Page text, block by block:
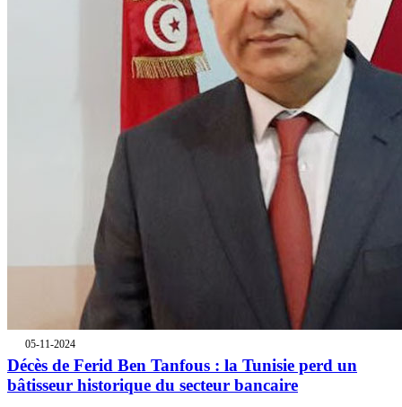
05-11-2024
Décès de Ferid Ben Tanfous : la Tunisie perd un
bâtisseur historique du secteur bancaire